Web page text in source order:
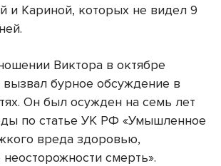
и Кариной, которых не видел 9
Виктора в октябре
бурное обсуждение в
Он был осужден на семь лет
по статье УК РФ «Умышленное
вреда здоровью,
смерть».